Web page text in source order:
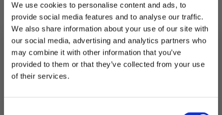
We use cookies to personalise content and ads, to
provide social media features and to analyse our traffic.
We also share information about your use of our site with
our social media, advertising and analytics partners who
may combine it with other information that you’ve
provided to them or that they’ve collected from your use
of their services.
Utsolgt
Produktnummer: 103240
Kategorier:Dekorasjoner,Kort og gjestebøker
Stikkord: Gaveforslag,